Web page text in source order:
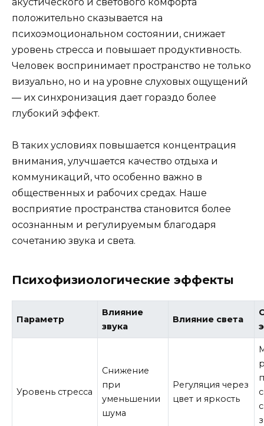
положительно сказывается на
психоэмоциональном состоянии, снижает
уровень стресса и повышает продуктивность.
Человек воспринимает пространство не только
визуально, но и на уровне слуховых ощущений
— их синхронизация дает гораздо более
глубокий эффект.
В таких условиях повышается концентрация
внимания, улучшается качество отдыха и
коммуникаций, что особенно важно в
общественных и рабочих средах. Наше
восприятие пространства становится более
осознанным и регулируемым благодаря
сочетанию звука и света.
Психофизиологические эффекты
Параметр
Влияние
звука
Влияние света
Уровень стресса
Снижение
при
уменьшении
шума
Регуляция через
цвет и яркость